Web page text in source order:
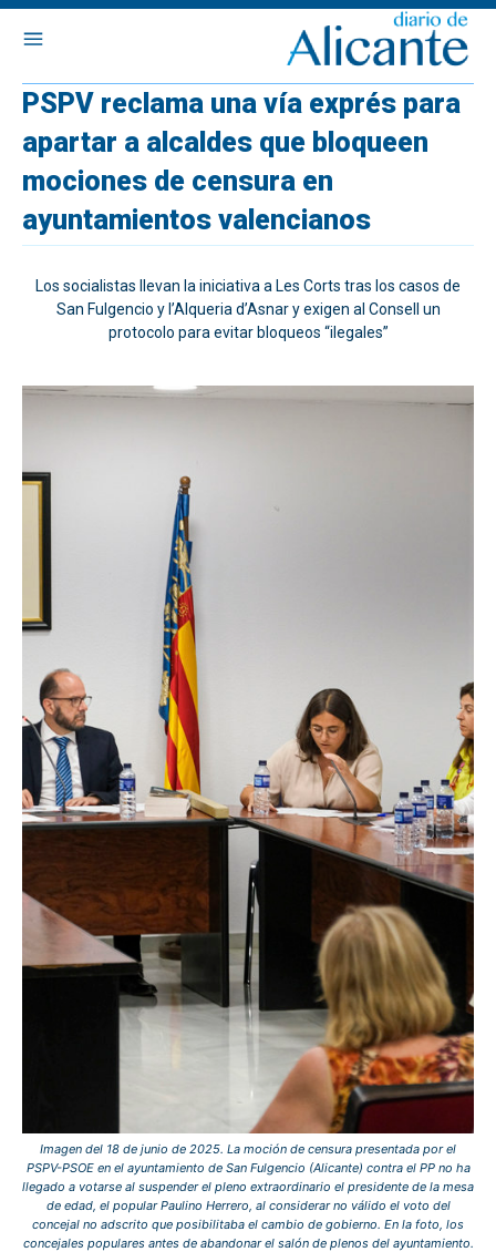
PSPV reclama una vía exprés para
apartar a alcaldes que bloqueen
mociones de censura en
ayuntamientos valencianos
Los socialistas llevan la iniciativa a Les Corts tras los casos de
San Fulgencio y l’Alqueria d’Asnar y exigen al Consell un
protocolo para evitar bloqueos “ilegales”
Imagen del 18 de junio de 2025. La moción de censura presentada por el
PSPV-PSOE en el ayuntamiento de San Fulgencio (Alicante) contra el PP no ha
llegado a votarse al suspender el pleno extraordinario el presidente de la mesa
de edad, el popular Paulino Herrero, al considerar no válido el voto del
concejal no adscrito que posibilitaba el cambio de gobierno. En la foto, los
concejales populares antes de abandonar el salón de plenos del ayuntamiento.